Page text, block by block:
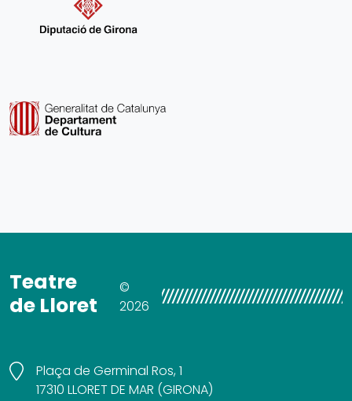
Teatre
de Lloret
©
2026
Plaça de Germinal Ros, 1
17310 LLORET DE MAR (GIRONA)